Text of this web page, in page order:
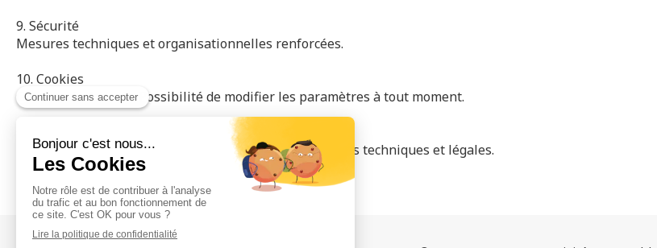
9. Sécurité
Mesures techniques et organisationnelles renforcées.
10. Cookies
Gestion via Axeptio. Possibilité de modifier les paramètres à tout moment.
Cette politique pourra être modifiée selon les évolutions techniques et légales.